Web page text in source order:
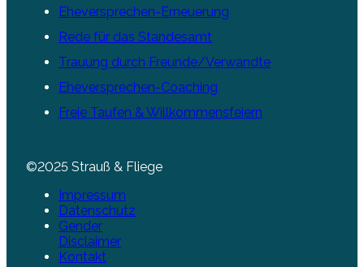
Eheversprechen-Erneuerung
Rede für das Standesamt
Trauung durch Freunde/Verwandte
Eheversprechen-Coaching
Freie Taufen & Willkommensfeiern
©2025 Strauß & Fliege
Impressum
Datenschutz
Gender
Disclaimer
Kontakt